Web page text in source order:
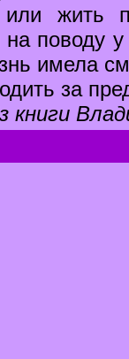
жить
поводу у
имела
за
книги